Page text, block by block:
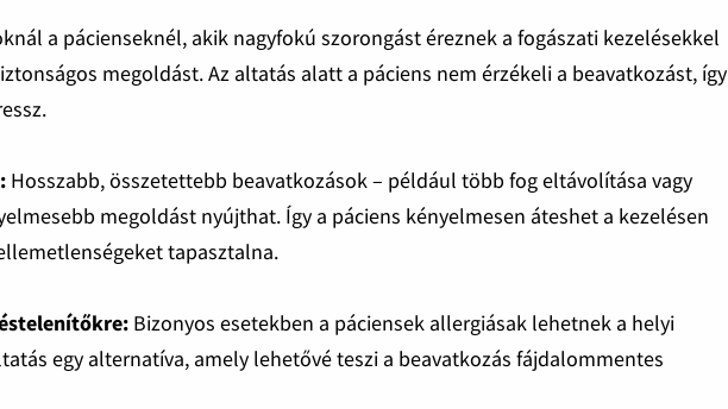
a pácienseknél, akik nagyfokú szorongást éreznek a fogászati kezelésekkel
megoldást. Az altatás alatt a páciens nem érzékeli a beavatkozást, így
Hosszabb, összetettebb beavatkozások – például több fog eltávolítása vagy
megoldást nyújthat. Így a páciens kényelmesen áteshet a kezelésen
tapasztalna.
Bizonyos esetekben a páciensek allergiásak lehetnek a helyi
egy alternatíva, amely lehetővé teszi a beavatkozás fájdalommentes